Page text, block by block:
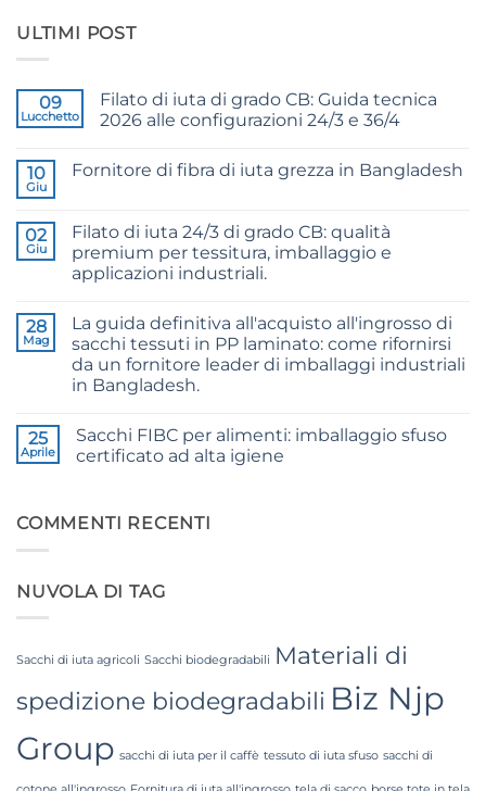
ULTIMI POST
09
Lucchetto
Filato di iuta di grado CB: Guida tecnica
2026 alle configurazioni 24/3 e 36/4
su
Yarn:
The
Technical
2026
Guide
and
36/4
Configurations
10
Giu
Fornitore di fibra di iuta grezza in Bangladesh
Raw
Jute
Fibre
Supplier
02
Giu
Filato di iuta 24/3 di grado CB: qualità
premium per tessitura, imballaggio e
applicazioni industriali.
24/3
CB
Grade
Jute
Yarn:
for
Weaving,
Packaging
28
Mag
La guida definitiva all'acquisto all'ingrosso di
sacchi tessuti in PP laminato: come rifornirsi
da un fornitore leader di imballaggi industriali
in Bangladesh.
su
The
Ultimate
PP
Woven
from
Supplier
Bangladesh
25
Aprile
Sacchi FIBC per alimenti: imballaggio sfuso
certificato ad alta igiene
Food
Grade
High-
COMMENTI RECENTI
NUVOLA DI TAG
Sacchi di iuta agricoli Sacchi biodegradabili Materiali di
spedizione biodegradabili Biz Njp
Group sacchi di iuta per il caffè tessuto di iuta sfuso sacchi di